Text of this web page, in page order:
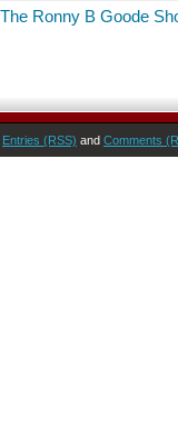
The Ronny B Goode
Entries (RSS) and Comments